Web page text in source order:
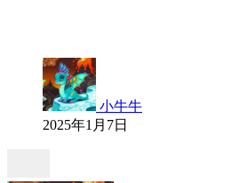
小牛牛
2025年1月7日